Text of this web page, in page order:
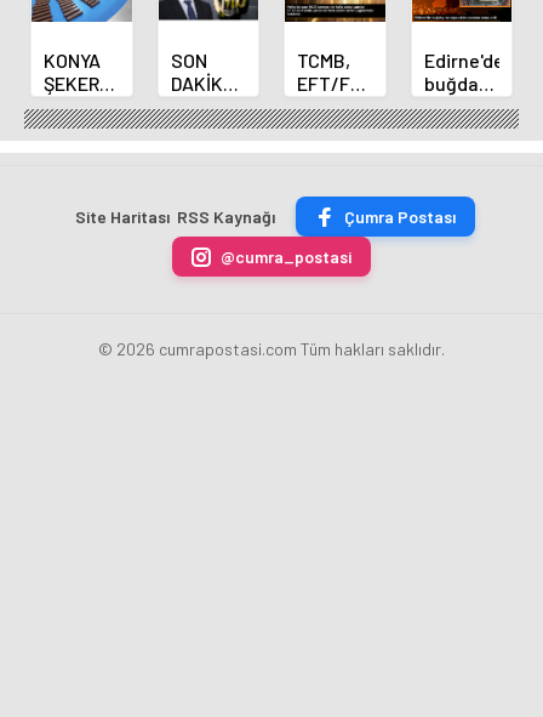
KONYA
ŞEKER
YILLIK 7
BİN 500
TON
ÜRETİLECEK
SON
DAKİKA
HABERİ:
Yeni
Merkez
Fatih
Karahan
oldu
TCMB,
EFT/FAST
işlemleri
için
fazla
uygulamasını
kaldırdı
Edirne'de
buğday
ve arpa
ekim
sezonu
erdi
Site Haritası RSS Kaynağı
Çumra Postası
@cumra_postasi
© 2026 cumrapostasi.com Tüm hakları saklıdır.